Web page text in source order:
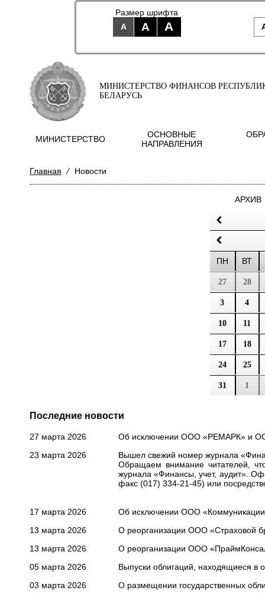
Размер шрифта
A
A A
МИНИСТЕРСТВО ФИНАНСОВ
БЕЛАРУСЬ
МИНИСТЕРСТВО
ОСНОВНЫЕ
НАПРАВЛЕНИЯ
Главная ⁄ Новости
АРХИВ
ПН ВТ
27 28
3 4
10 11
17 18
24 25
31 1
Последние новости
27 марта 2026
Об исключении ООО «РЕМАРК» и
23 марта 2026
Вышел свежий номер журнала
Обращаем внимание читателей,
журнала «Финансы, учет, аудит».
факс (017) 334-21-45) или
17 марта 2026
Об исключении ООО «Коммуникации
13 марта 2026
О реорганизации ООО «Страховой
13 марта 2026
О реорганизации ООО
05 марта 2026
Выпуски облигаций, находящиеся в
03 марта 2026
О размещении государственных